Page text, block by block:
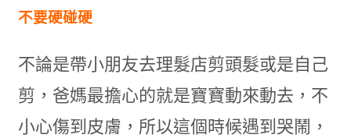
不要硬碰硬
不論是帶小朋友去理髮店剪頭髮或是自己
剪，爸媽最擔心的就是寶寶動來動去，不
小心傷到皮膚，所以這個時候遇到哭鬧，